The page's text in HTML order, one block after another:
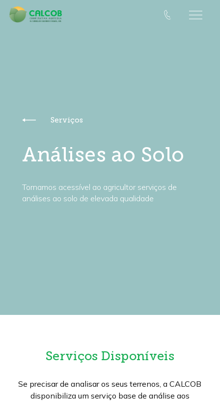
Serviços
Análises ao Solo
Tornamos acessível ao agricultor serviços de
análises ao solo de elevada qualidade
Serviços Disponíveis
Se precisar de analisar os seus terrenos, a CALCOB
disponibiliza um serviço base de análise aos